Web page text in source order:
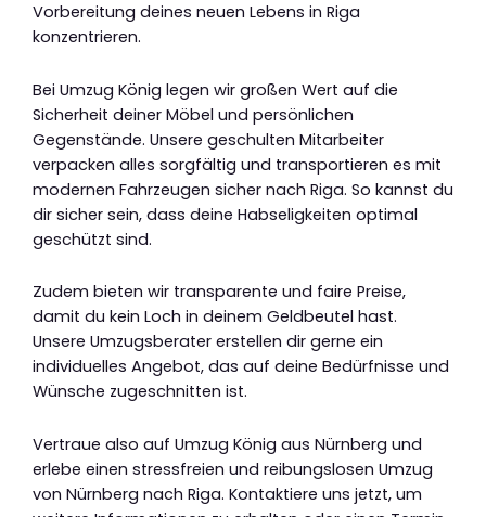
Vorbereitung deines neuen Lebens in Riga
konzentrieren.
Bei Umzug König legen wir großen Wert auf die
Sicherheit deiner Möbel und persönlichen
Gegenstände. Unsere geschulten Mitarbeiter
verpacken alles sorgfältig und transportieren es mit
modernen Fahrzeugen sicher nach Riga. So kannst du
dir sicher sein, dass deine Habseligkeiten optimal
geschützt sind.
Zudem bieten wir transparente und faire Preise,
damit du kein Loch in deinem Geldbeutel hast.
Unsere Umzugsberater erstellen dir gerne ein
individuelles Angebot, das auf deine Bedürfnisse und
Wünsche zugeschnitten ist.
Vertraue also auf Umzug König aus Nürnberg und
erlebe einen stressfreien und reibungslosen Umzug
von Nürnberg nach Riga. Kontaktiere uns jetzt, um